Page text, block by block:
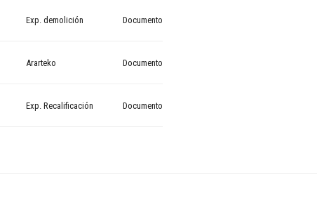
Exp. demolición Documento
Ararteko Documento
Exp. Recalificación Documento